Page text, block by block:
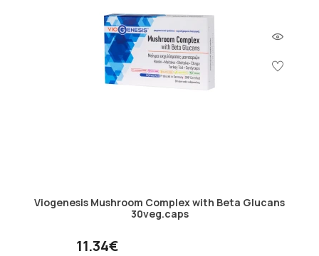
Viogenesis Mushroom Complex with Beta Glucans
30veg.caps
11.34€